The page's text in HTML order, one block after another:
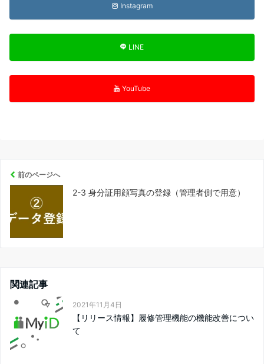
Instagram
LINE
YouTube
前のページへ
2-3 身分証用顔写真の登録（管理者側で用意）
関連記事
2021年11月4日
【リリース情報】履修管理機能の機能改善につい
て